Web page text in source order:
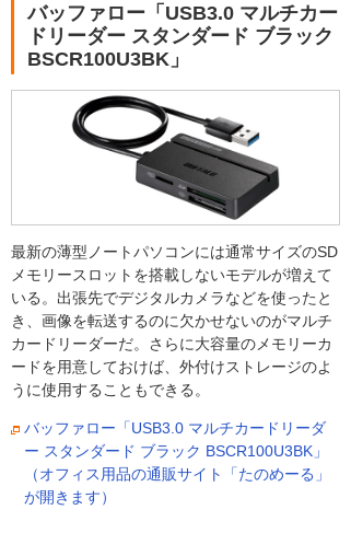
バッファロー「USB3.0 マルチカー
ドリーダー スタンダード ブラック
BSCR100U3BK」
最新の薄型ノートパソコンには通常サイズのSD
メモリースロットを搭載しないモデルが増えて
いる。出張先でデジタルカメラなどを使ったと
き、画像を転送するのに欠かせないのがマルチ
カードリーダーだ。さらに大容量のメモリーカ
ードを用意しておけば、外付けストレージのよ
うに使用することもできる。
バッファロー「USB3.0 マルチカードリーダ
ー スタンダード ブラック BSCR100U3BK」
（オフィス用品の通販サイト「たのめーる」
が開きます）